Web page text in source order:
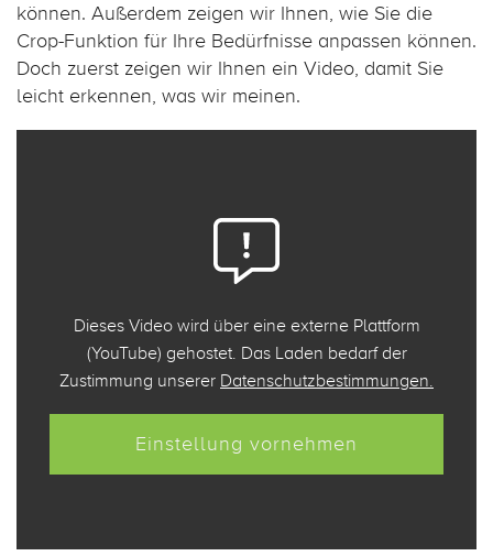
können. Außerdem zeigen wir Ihnen, wie Sie die
Crop-Funktion für Ihre Bedürfnisse anpassen können.
Doch zuerst zeigen wir Ihnen ein Video, damit Sie
leicht erkennen, was wir meinen.
Dieses Video wird über eine externe Plattform
(YouTube) gehostet. Das Laden bedarf der
Zustimmung unserer Datenschutzbestimmungen.
Einstellung vornehmen